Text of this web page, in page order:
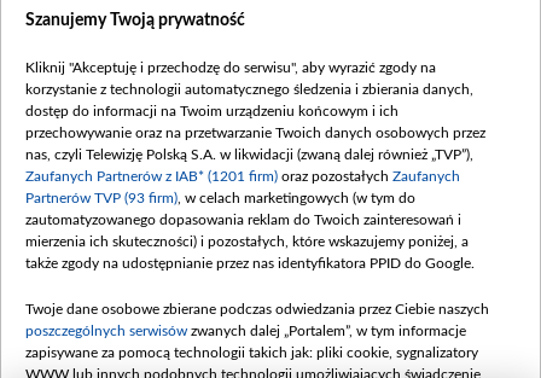
Dostępność
Procedura zgłoszeń wewnętrznych
Szanujemy Twoją prywatność
Kliknij "Akceptuję i przechodzę do serwisu", aby wyrazić zgody na
korzystanie z technologii automatycznego śledzenia i zbierania danych,
dostęp do informacji na Twoim urządzeniu końcowym i ich
przechowywanie oraz na przetwarzanie Twoich danych osobowych przez
nas, czyli Telewizję Polską S.A. w likwidacji (zwaną dalej również „TVP”),
Zaufanych Partnerów z IAB* (1201 firm) oraz pozostałych Zaufanych
Partnerów TVP (93 firm) , w celach marketingowych (w tym do
zautomatyzowanego dopasowania reklam do Twoich zainteresowań i
mierzenia ich skuteczności) i pozostałych, które wskazujemy poniżej, a
także zgody na udostępnianie przez nas identyfikatora PPID do Google.
Twoje dane osobowe zbierane podczas odwiedzania przez Ciebie naszych
poszczególnych serwisów zwanych dalej „Portalem”, w tym informacje
zapisywane za pomocą technologii takich jak: pliki cookie, sygnalizatory
WWW lub innych podobnych technologii umożliwiających świadczenie